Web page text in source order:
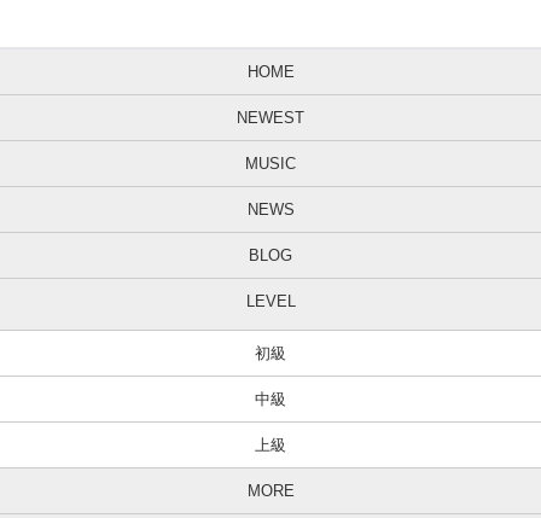
HOME
NEWEST
MUSIC
NEWS
BLOG
LEVEL
初級
中級
上級
MORE